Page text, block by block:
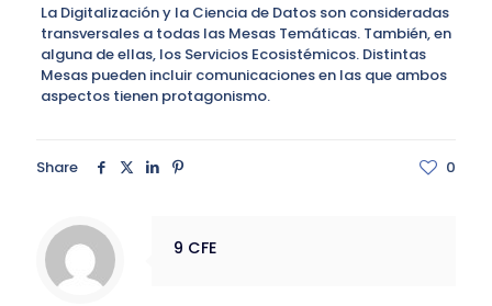
La Digitalización y la Ciencia de Datos son consideradas
transversales a todas las Mesas Temáticas. También, en
alguna de ellas, los Servicios Ecosistémicos. Distintas
Mesas pueden incluir comunicaciones en las que ambos
aspectos tienen protagonismo.
Share 0
9 CFE